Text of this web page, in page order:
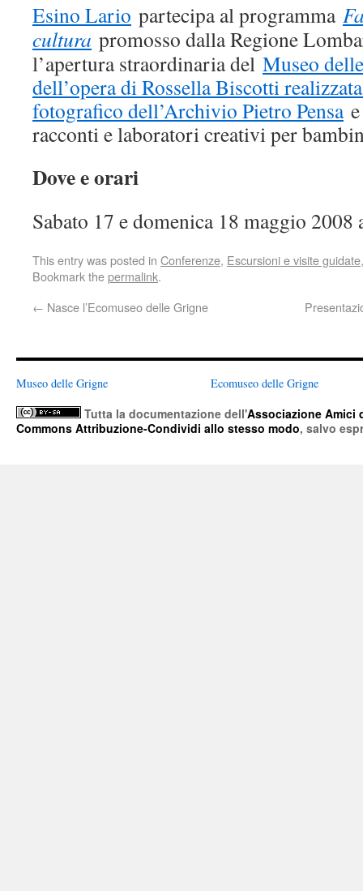
Esino Lario partecipa al programma
cultura promosso dalla Regione
l’apertura straordinaria del Museo
dell’opera di Rossella Biscotti
fotografico dell’Archivio Pietro Pensae
racconti e laboratori creativi per
Dove e orari
Sabato 17 e domenica 18 maggio
This entry was posted in Conferenze, Escursioni e visite guidate
Bookmark thepermalink.
← Nasce l’Ecomuseo delle Grigne
Museo delle Grigne Ecomuseo delle Grigne
Tutta la documentazione dell'Associazione Amici
Commons Attribuzione-Condividi allo stesso modo, salvo